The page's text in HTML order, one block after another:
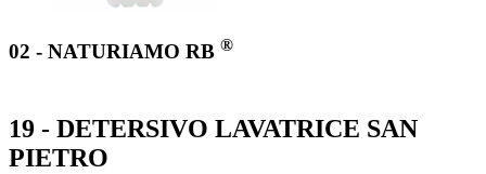
02 - NATURIAMO RB ®
19 - DETERSIVO LAVATRICE SAN
PIETRO